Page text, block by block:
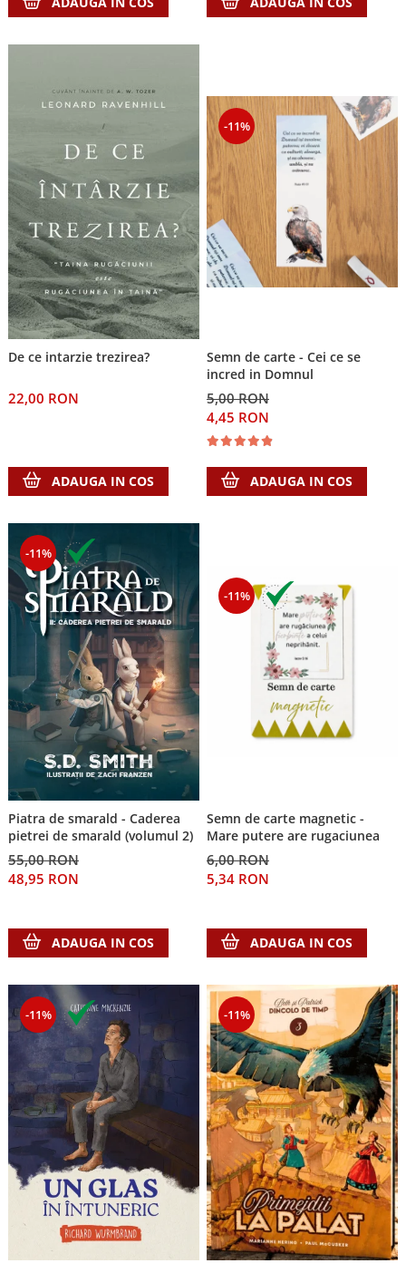
De ce intarzie trezirea?
22,00 RON
ADAUGA IN COS
-11%
Semn de carte - Cei ce se
incred in Domnul
5,00 RON
4,45 RON
ADAUGA IN COS
-11%
Piatra de smarald - Caderea
pietrei de smarald (volumul 2)
55,00 RON
48,95 RON
ADAUGA IN COS
-11%
Semn de carte magnetic -
Mare putere are rugaciunea
6,00 RON
5,34 RON
ADAUGA IN COS
-11% -11%